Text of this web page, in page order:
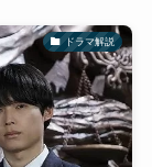
ドラマ解説